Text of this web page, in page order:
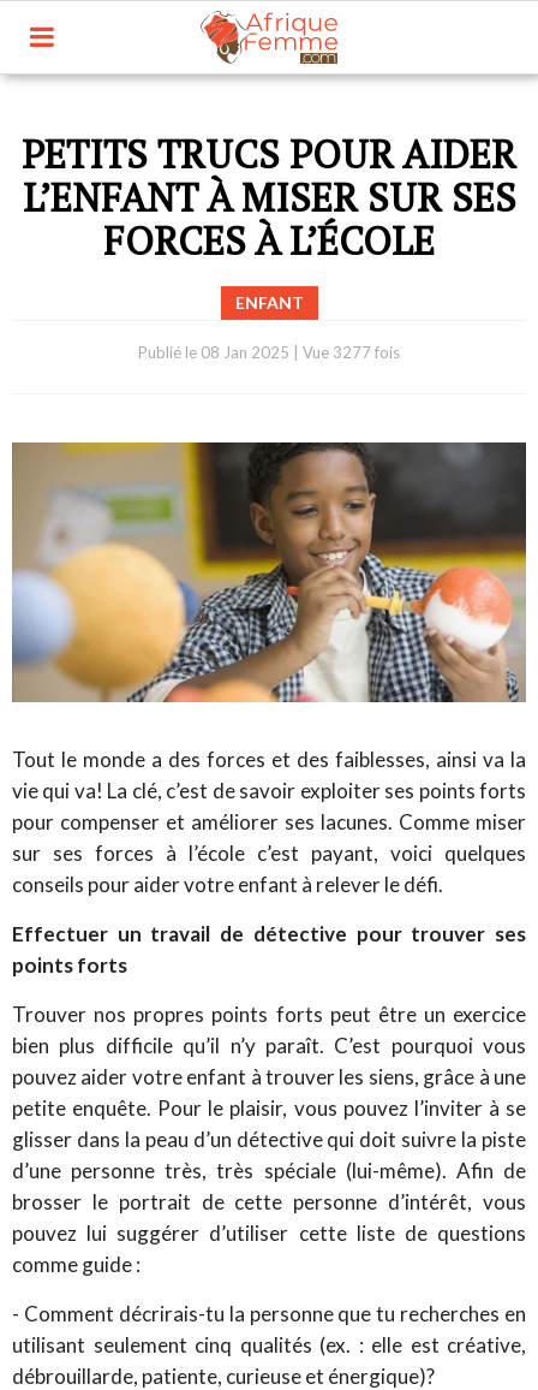
PETITS TRUCS POUR AIDER
L’ENFANT À MISER SUR SES
FORCES À L’ÉCOLE
ENFANT
Publié le 08 Jan 2025 Vue 3277 fois
Tout le monde a des forces et des faiblesses, ainsi va la
vie qui va! La clé, c’est de savoir exploiter ses points forts
pour compenser et améliorer ses lacunes. Comme miser
sur ses forces à l’école c’est payant, voici quelques
conseils pour aider votre enfant à relever le défi.
Effectuer un travail de détective pour trouver ses
points forts
Trouver nos propres points forts peut être un exercice
bien plus difficile qu’il n’y paraît. C’est pourquoi vous
pouvez aider votre enfant à trouver les siens, grâce à une
petite enquête. Pour le plaisir, vous pouvez l’inviter à se
glisser dans la peau d’un détective qui doit suivre la piste
d’une personne très, très spéciale (lui-même). Afin de
brosser le portrait de cette personne d’intérêt, vous
pouvez lui suggérer d’utiliser cette liste de questions
comme guide :
- Comment décrirais-tu la personne que tu recherches en
utilisant seulement cinq qualités (ex. : elle est créative,
débrouillarde, patiente, curieuse et énergique)?